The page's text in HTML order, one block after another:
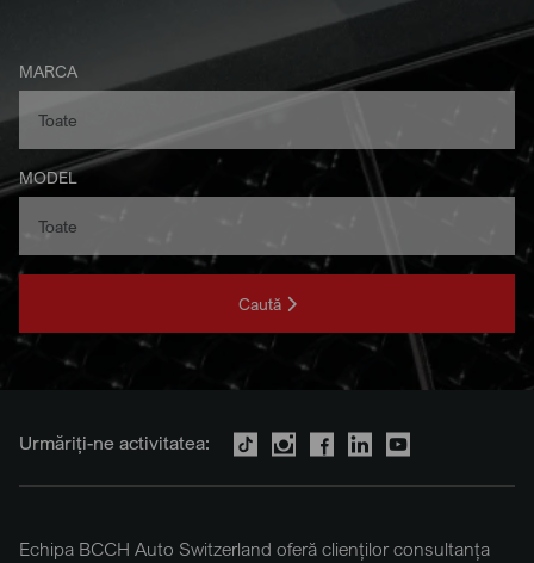
MARCA
MODEL
Caută
Urmăriți-ne activitatea:
Echipa BCCH Auto Switzerland oferă clienților consultanța